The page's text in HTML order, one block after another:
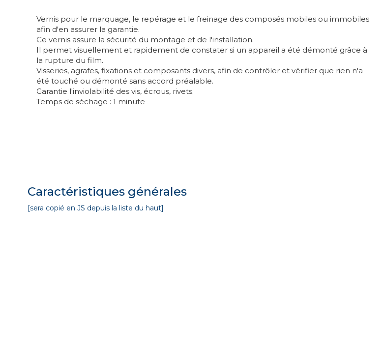
Vernis pour le marquage, le repérage et le freinage des composés mobiles ou immobiles
afin d'en assurer la garantie.
Ce vernis assure la sécurité du montage et de l'installation.
Il permet visuellement et rapidement de constater si un appareil a été démonté grâce à
la rupture du film.
Visseries, agrafes, fixations et composants divers, afin de contrôler et vérifier que rien n'a
été touché ou démonté sans accord préalable.
Garantie l'inviolabilité des vis, écrous, rivets.
Temps de séchage : 1 minute
Caractéristiques générales
[sera copié en JS depuis la liste du haut]